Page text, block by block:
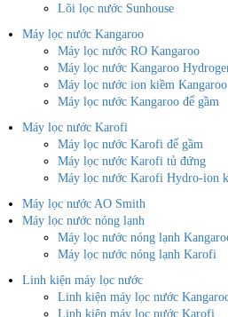
Lõi lọc nước Sunhouse
Máy lọc nước Kangaroo
Máy lọc nước RO Kangaroo
Máy lọc nước Kangaroo
Máy lọc nước ion kiềm Kangaroo
Máy lọc nước Kangaroo để gầm
Máy lọc nước Karofi
Máy lọc nước Karofi để gầm
Máy lọc nước Karofi tủ đứng
Máy lọc nước Karofi Hydro-ion
Máy lọc nước AO Smith
Máy lọc nước nóng lạnh
Máy lọc nước nóng lạnh
Máy lọc nước nóng lạnh Karofi
Linh kiện máy lọc nước
Linh kiện máy lọc nước
Linh kiện máy lọc nước Karofi